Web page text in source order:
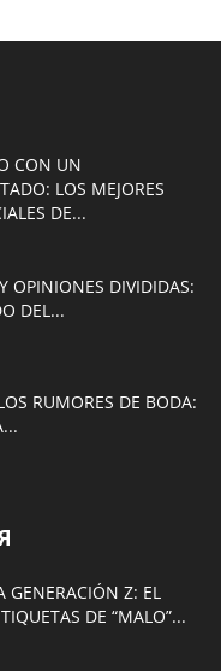
CON UN
LOS MEJORES
DE...
OPINIONES DIVIDIDAS:
DEL...
RUMORES DE BODA:
GENERACIÓN Z: EL
DE “MALO”...